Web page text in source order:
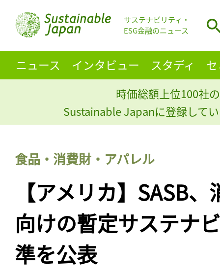
サステナビリティ・
ESG金融のニュース
ニュース インタビュー スタディ
時価総額上位100社
Sustainable Japanに登録して
食品・消費財・アパレル
【アメリカ】SASB
向けの暫定サステナ
準を公表